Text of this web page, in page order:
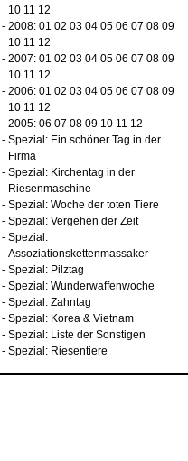
10 11 12
- 2008: 01 02 03 04 05 06 07 08 09
10 11 12
- 2007: 01 02 03 04 05 06 07 08 09
10 11 12
- 2006: 01 02 03 04 05 06 07 08 09
10 11 12
- 2005: 06 07 08 09 10 11 12
- Spezial: Ein schöner Tag in der
Firma
- Spezial: Kirchentag in der
Riesenmaschine
- Spezial: Woche der toten Tiere
- Spezial: Vergehen der Zeit
- Spezial:
Assoziationskettenmassaker
- Spezial: Pilztag
- Spezial: Wunderwaffenwoche
- Spezial: Zahntag
- Spezial: Korea & Vietnam
- Spezial: Liste der Sonstigen
- Spezial: Riesentiere